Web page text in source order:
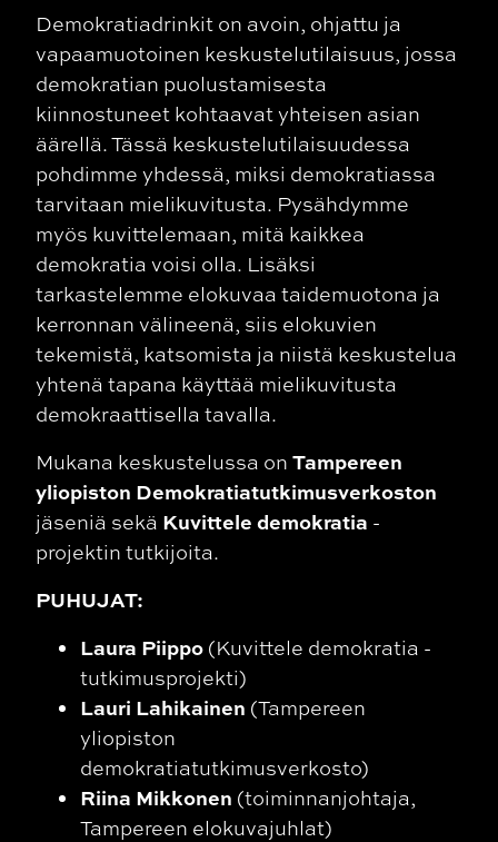
Demokratiadrinkit on avoin, ohjattu ja
vapaamuotoinen keskustelutilaisuus, jossa
demokratian puolustamisesta
kiinnostuneet kohtaavat yhteisen asian
äärellä. Tässä keskustelutilaisuudessa
pohdimme yhdessä, miksi demokratiassa
tarvitaan mielikuvitusta. Pysähdymme
myös kuvittelemaan, mitä kaikkea
demokratia voisi olla. Lisäksi
tarkastelemme elokuvaa taidemuotona ja
kerronnan välineenä, siis elokuvien
tekemistä, katsomista ja niistä keskustelua
yhtenä tapana käyttää mielikuvitusta
demokraattisella tavalla.
Mukana keskustelussa on Tampereen
yliopiston Demokratiatutkimusverkoston
jäseniä sekä Kuvittele demokratia -
projektin tutkijoita.
PUHUJAT:
Laura Piippo(Kuvittele demokratia -
tutkimusprojekti)
Lauri Lahikainen (Tampereen
yliopiston
demokratiatutkimusverkosto)
Riina Mikkonen (toiminnanjohtaja,
Tampereen elokuvajuhlat)